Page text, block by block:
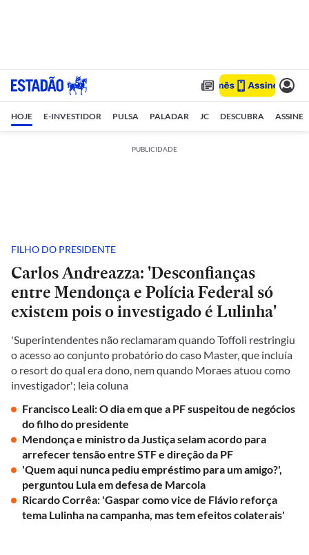
HOJE E-INVESTIDOR PULSA PALADAR JC DESCUBRA ASSINE
PUBLICIDADE
FILHO DO PRESIDENTE
Carlos Andreazza: 'Desconfianças
entre Mendonça e Polícia Federal só
existem pois o investigado é Lulinha'
'Superintendentes não reclamaram quando Toffoli restringiu
o acesso ao conjunto probatório do caso Master, que incluía
o resort do qual era dono, nem quando Moraes atuou como
investigador'; leia coluna
Francisco Leali: O dia em que a PF suspeitou de negócios
do filho do presidente
Mendonça e ministro da Justiça selam acordo para
arrefecer tensão entre STF e direção da PF
'Quem aqui nunca pediu empréstimo para um amigo?',
perguntou Lula em defesa de Marcola
Ricardo Corrêa: 'Gaspar como vice de Flávio reforça
tema Lulinha na campanha, mas tem efeitos colaterais'